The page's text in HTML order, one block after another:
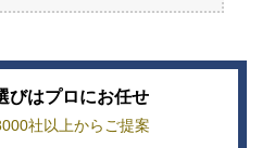
びはプロにお任せ
社以上からご提案